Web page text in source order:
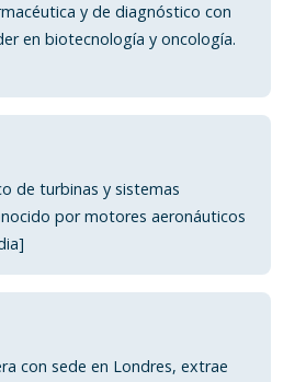
y de diagnóstico con
en biotecnología y oncología.
de turbinas y sistemas
por motores aeronáuticos
con sede en Londres, extrae